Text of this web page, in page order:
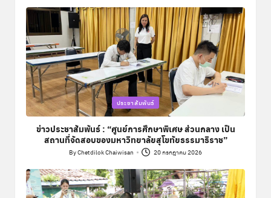
by
Posted
in
ประชาสัมพันธ์
ข่าวประชาสัมพันธ์ : “ศูนย์การศึกษาพิเศษ ส่วนกลาง เป็น
สถานที่จัดสอบของมหาวิทยาลัยสุโขทัยธรรมาธิราช”
Posted
by
ByChetdilok Chaiwisan 20 กรกฎาคม 2026